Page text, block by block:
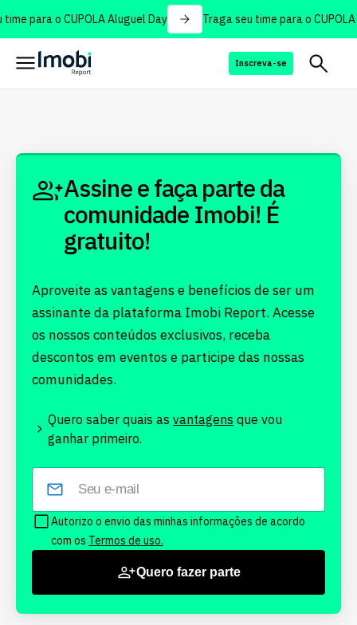
para o CUPOLA Aluguel Day Traga seu time para o CUPOLA
Inscreva-se
Assine e faça parte da
comunidade Imobi! É
gratuito!
Aproveite as vantagens e benefícios de ser um
assinante da plataforma Imobi Report. Acesse
os nossos conteúdos exclusivos, receba
descontos em eventos e participe das nossas
comunidades.
Quero saber quais as vantagens que vou
ganhar primeiro.
Autorizo o envio das minhas informações de acordo
com os Termos de uso.
Quero fazer parte